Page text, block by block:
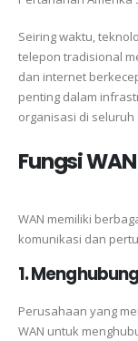
Seiring waktu,
telepon tradisional
dan internet
penting dalam
organisasi di seluruh
Fungsi WAN
WAN memiliki
komunikasi dan
1.
Perusahaan yang
WAN untuk